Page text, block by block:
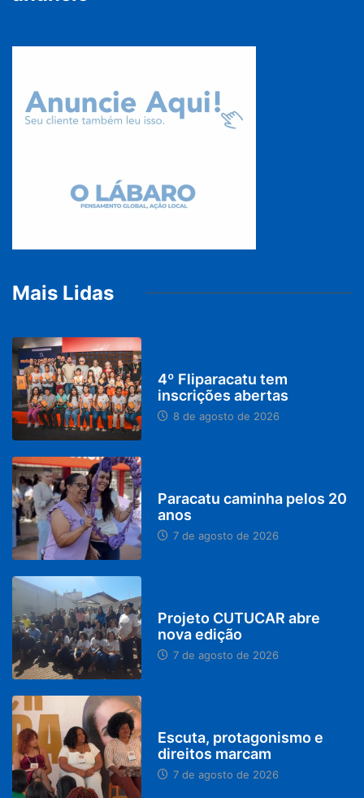
Mais Lidas
4º Fliparacatu tem
inscrições abertas
8 de agosto de 2026
Paracatu caminha pelos 20
anos
7 de agosto de 2026
Projeto CUTUCAR abre
nova edição
7 de agosto de 2026
Escuta, protagonismo e
direitos marcam
7 de agosto de 2026